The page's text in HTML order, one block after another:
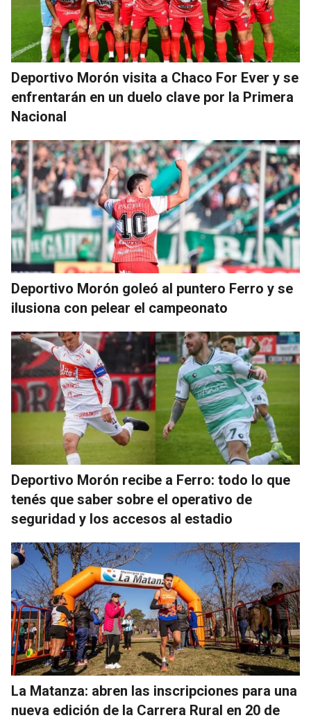
Deportivo Morón visita a Chaco For Ever y se
enfrentarán en un duelo clave por la Primera
Nacional
Deportivo Morón goleó al puntero Ferro y se
ilusiona con pelear el campeonato
Deportivo Morón recibe a Ferro: todo lo que
tenés que saber sobre el operativo de
seguridad y los accesos al estadio
La Matanza: abren las inscripciones para una
nueva edición de la Carrera Rural en 20 de